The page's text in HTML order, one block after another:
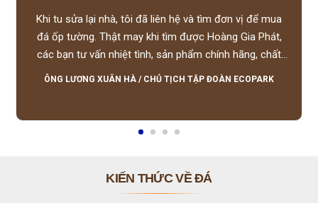
Khi tu sửa lại nhà, tôi đã liên hệ và tìm đơn vị để mua
đá ốp tường. Thật may khi tìm được Hoàng Gia Phát,
các bạn tư vấn nhiệt tình, sản phẩm chính hãng, chất
lượng tốt, giá hợp lý, hỗ trợ tận tình.
ÔNG LƯƠNG XUÂN HÀ / CHỦ TỊCH TẬP ĐOÀN ECOPARK
KIẾN THỨC VỀ ĐÁ